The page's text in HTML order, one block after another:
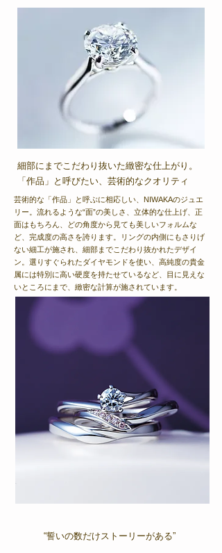
細部にまでこだわり抜いた緻密な仕上がり。
「作品」と呼びたい、芸術的なクオリティ
芸術的な「作品」と呼ぶに相応しい、NIWAKAのジュエ
リー。流れるような“面”の美しさ、立体的な仕上げ、正
面はもちろん、どの角度から見ても美しいフォルムな
ど、完成度の高さを誇ります。リングの内側にもさりげ
ない細工が施され、細部までこだわり抜かれたデザイ
ン。選りすぐられたダイヤモンドを使い、高純度の貴金
属には特別に高い硬度を持たせているなど、目に見えな
いところにまで、緻密な計算が施されています。
“誓いの数だけストーリーがある”